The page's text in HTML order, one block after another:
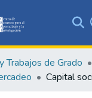
&
Collections
Trabajos de Grado